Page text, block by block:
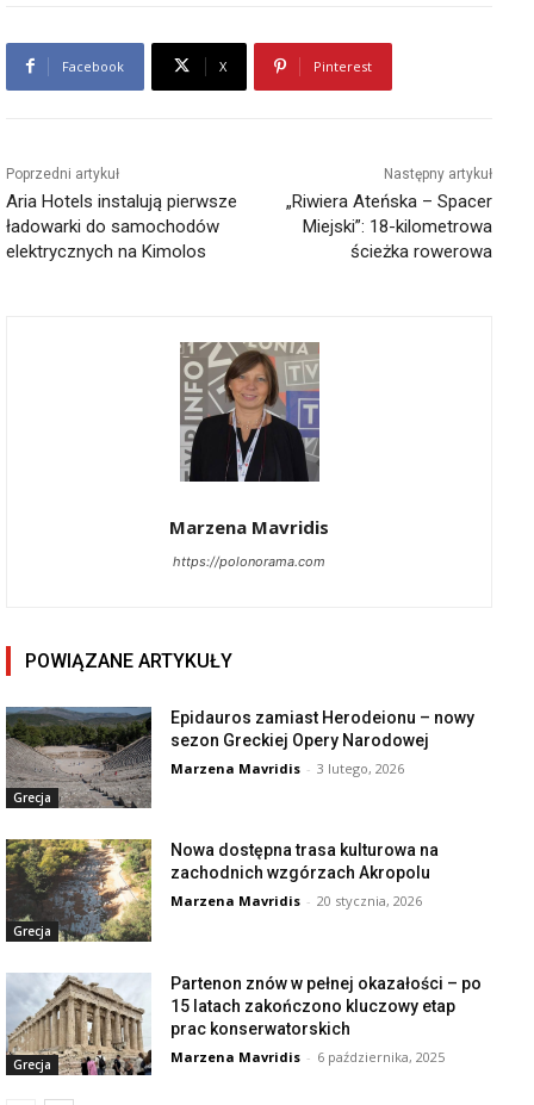
Facebook X Pinterest
Poprzedni artykuł
Aria Hotels instalują pierwsze
ładowarki do samochodów
elektrycznych na Kimolos
Następny artykuł
„Riwiera Ateńska – Spacer
Miejski”: 18-kilometrowa
ścieżka rowerowa
Marzena Mavridis
https://polonorama.com
POWIĄZANE ARTYKUŁY
Grecja
Epidauros zamiast Herodeionu – nowy
sezon Greckiej Opery Narodowej
Marzena Mavridis - 3 lutego, 2026
Grecja
Nowa dostępna trasa kulturowa na
zachodnich wzgórzach Akropolu
Marzena Mavridis - 20 stycznia, 2026
Grecja
Partenon znów w pełnej okazałości – po
15 latach zakończono kluczowy etap
prac konserwatorskich
Marzena Mavridis - 6 października, 2025